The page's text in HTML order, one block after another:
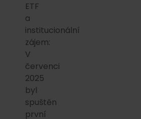
ETF
a
institucionální
zájem:
V
červenci
2025
byl
spuštěn
první